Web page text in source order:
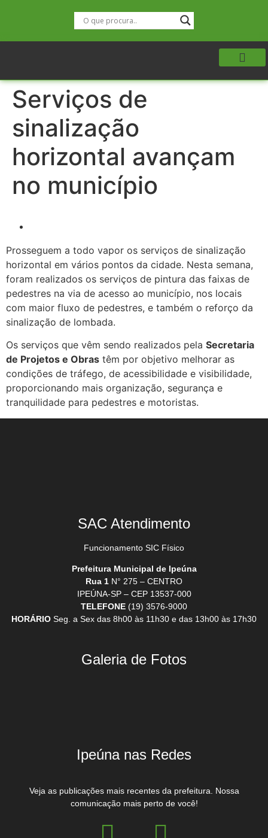
Serviços de
sinalização
horizontal avançam
no município
Prosseguem a todo vapor os serviços de sinalização
horizontal em vários pontos da cidade. Nesta semana,
foram realizados os serviços de pintura das faixas de
pedestres na via de acesso ao município, nos locais
com maior fluxo de pedestres, e também o reforço da
sinalização de lombada.
Os serviços que vêm sendo realizados pela Secretaria
de Projetos e Obras têm por objetivo melhorar as
condições de tráfego, de acessibilidade e visibilidade,
proporcionando mais organização, segurança e
tranquilidade para pedestres e motoristas.
SAC Atendimento
Funcionamento SIC Físico
Prefeitura Municipal de Ipeúna
Rua 1 N° 275 – CENTRO
IPEÚNA-SP – CEP 13537-000
TELEFONE (19) 3576-9000
HORÁRIO Seg. a Sex das 8h00 às 11h30 e das 13h00 às 17h30
Galeria de Fotos
Ipeúna nas Redes
Veja as publicações mais recentes da prefeitura. Nossa
comunicação mais perto de você!